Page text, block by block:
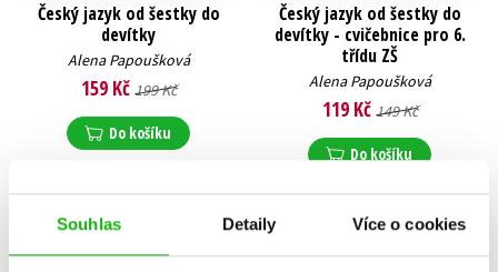
Souhlas Detaily Více o cookies
Český jazyk od šestky do
devítky
Alena Papoušková
159 Kč 199 Kč
Do košíku
Český jazyk od šestky do
devítky - cvičebnice pro 6.
třídu ZŠ
Alena Papoušková
119 Kč 149 Kč
Do košíku